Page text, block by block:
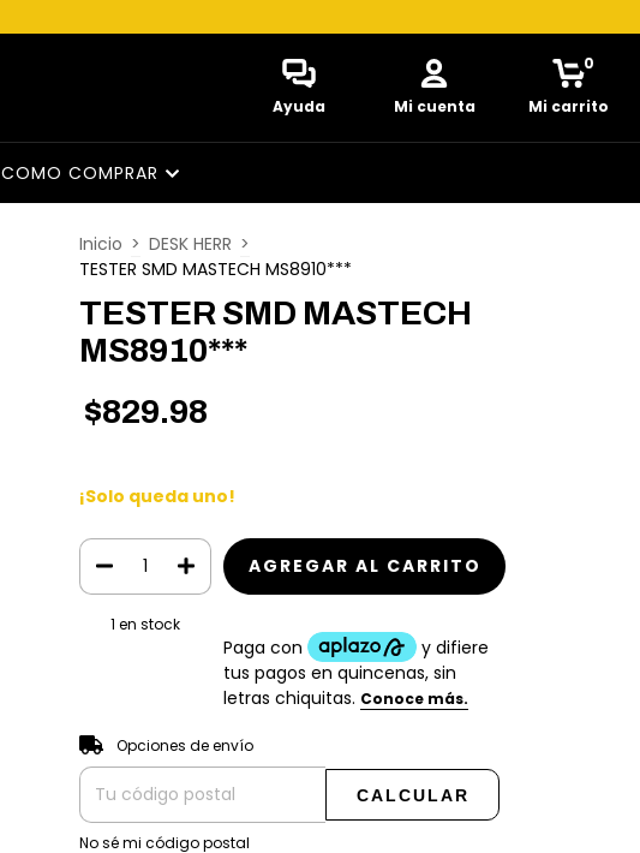
Ayuda Mi cuenta Mi carrito
0
COMO COMPRAR
Inicio > DESK HERR >
TESTER SMD MASTECH MS8910***
TESTER SMD MASTECH
MS8910***
$829.98
¡Solo queda uno!
1 en stock
Entregas para el CP:
Opciones de envío
CALCULAR
No sé mi código postal